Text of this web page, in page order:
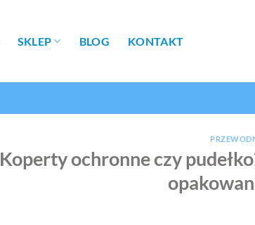
SKLEP BLOG KONTAKT
Koperty ochronne czy